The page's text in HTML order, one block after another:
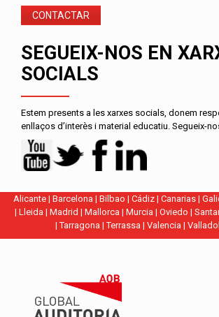
CONTACTAR
SEGUEIX-NOS EN
SOCIALS
Estem presents a les xarxes socials, donem
enllaços d’interès i material educatiu. Segueix-
Alicante| Barcelona | Bilbao | Cádiz| Canarias|
|Lleida |Madrid |Mallorca |Murcia |Oviedo |
|Tarragona |Terrassa | Valencia |